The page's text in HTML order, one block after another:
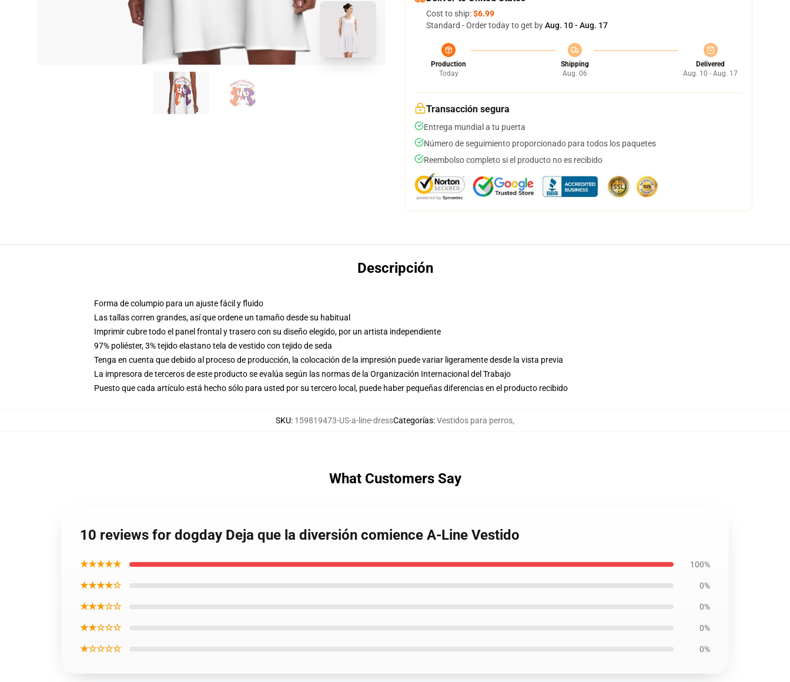
Cost to ship:$6.99
Standard - Order today to get byAug. 10 - Aug. 17
Production
Today
Shipping
Aug. 06
Delivered
Aug. 10 - Aug. 17
Transacción segura
Entrega mundial a tu puerta
Número de seguimiento proporcionado para todos los paquetes
Reembolso completo si el producto no es recibido
Descripción
Forma de columpio para un ajuste fácil y fluido
Las tallas corren grandes, así que ordene un tamaño desde su habitual
Imprimir cubre todo el panel frontal y trasero con su diseño elegido, por un artista independiente
97% poliéster, 3% tejido elastano tela de vestido con tejido de seda
Tenga en cuenta que debido al proceso de producción, la colocación de la impresión puede variar ligeramente desde la vista previa
La impresora de terceros de este producto se evalúa según las normas de la Organización Internacional del Trabajo
Puesto que cada artículo está hecho sólo para usted por su tercero local, puede haber pequeñas diferencias en el producto recibido
SKU: 159819473-US-a-line-dressCategorías:Vestidos para perros,
What Customers Say
10 reviews for dogday Deja que la diversión comience A-Line Vestido
★★★★★ 100%
★★★★☆ 0%
★★★☆☆ 0%
★★☆☆☆ 0%
★☆☆☆☆ 0%